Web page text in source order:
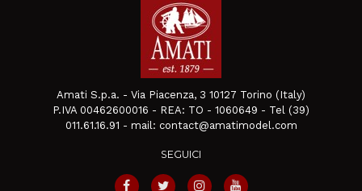
Amati S.p.a. - Via Piacenza, 3 10127 Torino (Italy)
P.IVA 00462600016 - REA: TO - 1060649 - Tel (39)
011.61.16.91 - mail: contact@amatimodel.com
SEGUICI